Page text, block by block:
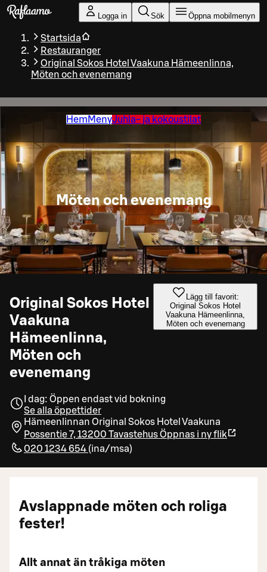
Gå till huvudinnehållet
Logga in Sök Öppna mobilmenyn
Startsida
Restauranger
Original Sokos Hotel Vaakuna Hämeenlinna,
Möten och evenemang
Hem MenyJuhla- ja kokoustilat
Möten och evenemang
Original Sokos Hotel
Vaakuna
Hämeenlinna,
Möten och
evenemang
Lägg till favorit:
Original Sokos Hotel
Vaakuna Hämeenlinna,
Möten och evenemang
I dag: Öppen endast vid bokning
Se alla öppettider
Hämeenlinnan Original Sokos Hotel Vaakuna
Possentie 7, 13200 TavastehusÖppnas i ny flik
020 1234 654 (ina/msa)
Avslappnade möten och roliga
fester!
Allt annat än tråkiga möten